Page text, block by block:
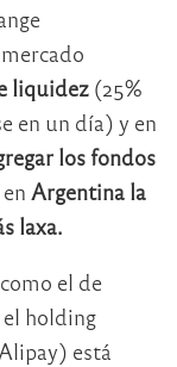
liquidez (25%
en un día) y en
los fondos
en Argentina la
laxa.
el de
holding
está